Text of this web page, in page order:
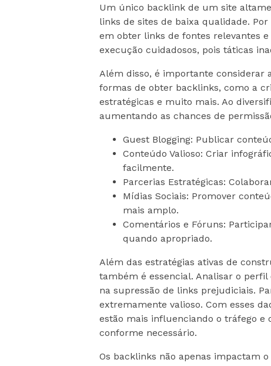
Um único backlink de um site
links de sites de baixa qualidade.
em obter links de fontes relevantes
execução cuidadosos, pois táticas
Além disso, é importante considerar
formas de obter backlinks, como a
estratégicas e muito mais. Ao
aumentando as chances de
Guest Blogging: Publicar
Conteúdo Valioso: Criar
facilmente.
Parcerias Estratégicas:
Mídias Sociais: Promover
mais amplo.
Comentários e Fóruns:
quando apropriado.
Além das estratégias ativas de
também é essencial. Analisar o
na supressão de links prejudiciais.
extremamente valioso. Com esses
estão mais influenciando o tráfego e
conforme necessário.
Os backlinks não apenas impactam